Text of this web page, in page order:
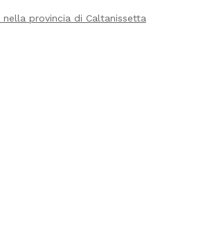
provincia di Caltanissetta